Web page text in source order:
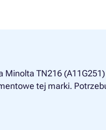
Minolta TN216
tej marki.